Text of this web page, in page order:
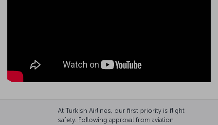
At Turkish Airlines, our first priority is flight
safety. Following approval from aviation